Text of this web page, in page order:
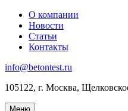
О компании
Новости
Статьи
Контакты
info@betontest.ru
105122, г. Москва,
Меню